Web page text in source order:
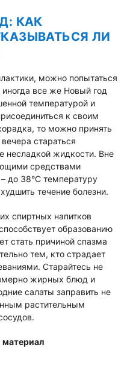
КАК
ЛИ
можно попытаться
иногда все же Новый год
температурой и
к своим
то можно принять
стараться
несладкой жидкости. Вне
средствами
– до 38°С температуру
течение болезни.
спиртных напитков
образованию
стать причиной спазма
тем, кто страдает
Старайтесь не
жирных блюд и
салаты заправить не
растительным